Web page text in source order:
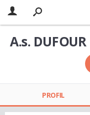
A.s. DUFOUR
PROFIL